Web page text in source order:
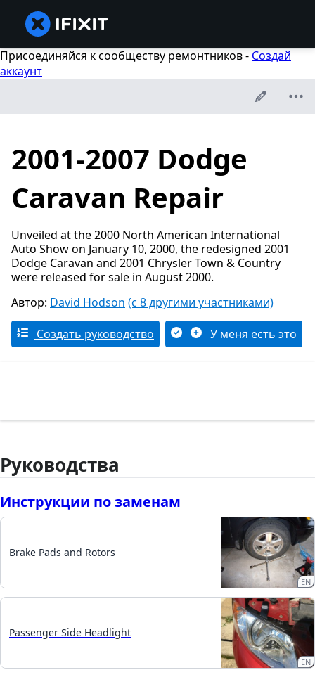
Присоединяйся к сообществу ремонтников - Создай
аккаунт
2001-2007 Dodge
Caravan Repair
Unveiled at the 2000 North American International
Auto Show on January 10, 2000, the redesigned 2001
Dodge Caravan and 2001 Chrysler Town & Country
were released for sale in August 2000.
Автор: David Hodson (с 8 другими участниками)
Создать руководство У меня есть это
Руководства
Инструкции по заменам
Brake Pads and Rotors
EN
Passenger Side Headlight
EN